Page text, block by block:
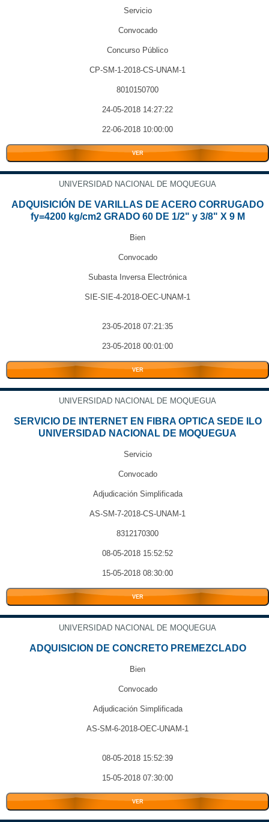
Servicio
Convocado
Concurso Público
CP-SM-1-2018-CS-UNAM-1
8010150700
24-05-2018 14:27:22
22-06-2018 10:00:00
VER
UNIVERSIDAD NACIONAL DE MOQUEGUA
ADQUISICIÓN DE VARILLAS DE ACERO CORRUGADO
fy=4200 kg/cm2 GRADO 60 DE 1/2" y 3/8" X 9 M
Bien
Convocado
Subasta Inversa Electrónica
SIE-SIE-4-2018-OEC-UNAM-1
23-05-2018 07:21:35
23-05-2018 00:01:00
VER
UNIVERSIDAD NACIONAL DE MOQUEGUA
SERVICIO DE INTERNET EN FIBRA OPTICA SEDE ILO
UNIVERSIDAD NACIONAL DE MOQUEGUA
Servicio
Convocado
Adjudicación Simplificada
AS-SM-7-2018-CS-UNAM-1
8312170300
08-05-2018 15:52:52
15-05-2018 08:30:00
VER
UNIVERSIDAD NACIONAL DE MOQUEGUA
ADQUISICION DE CONCRETO PREMEZCLADO
Bien
Convocado
Adjudicación Simplificada
AS-SM-6-2018-OEC-UNAM-1
08-05-2018 15:52:39
15-05-2018 07:30:00
VER